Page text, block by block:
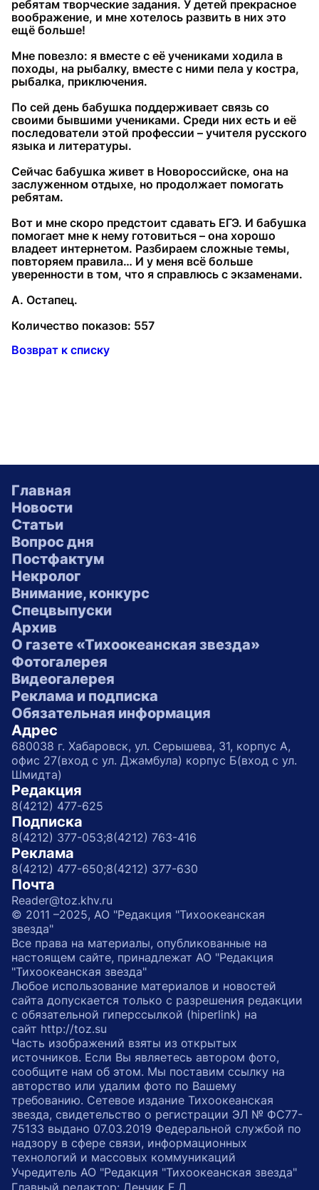
ребятам творческие задания. У детей прекрасное
воображение, и мне хотелось развить в них это
ещё больше!
Мне повезло: я вместе с её учениками ходила в
походы, на рыбалку, вместе с ними пела у костра,
рыбалка, приключения.
По сей день бабушка поддерживает связь со
своими бывшими учениками. Среди них есть и её
последователи этой профессии – учителя русского
языка и литературы.
Сейчас бабушка живет в Новороссийске, она на
заслуженном отдыхе, но продолжает помогать
ребятам.
Вот и мне скоро предстоит сдавать ЕГЭ. И бабушка
помогает мне к нему готовиться – она хорошо
владеет интернетом. Разбираем сложные темы,
повторяем правила… И у меня всё больше
уверенности в том, что я справлюсь с экзаменами.
А. Остапец.
Количество показов: 557
Возврат к списку
Главная
Новости
Статьи
Вопрос дня
Постфактум
Некролог
Внимание, конкурс
Спецвыпуски
Архив
О газете «Тихоокеанская звезда»
Фотогалерея
Видеогалерея
Реклама и подписка
Обязательная информация
Адрес
680038 г. Хабаровск, ул. Серышева, 31, корпус А,
офис 27(вход с ул. Джамбула) корпус Б(вход с ул.
Шмидта)
Редакция
8(4212) 477-625
Подписка
8(4212) 377-053;8(4212) 763-416
Реклама
8(4212) 477-650;8(4212) 377-630
Почта
Reader@toz.khv.ru
© 2011 –2025, АО "Редакция "Тихоокеанская
звезда"
Все права на материалы, опубликованные на
настоящем сайте, принадлежат АО "Редакция
"Тихоокеанская звезда"
Любое использование материалов и новостей
сайта допускается только с разрешения редакции
с обязательной гиперссылкой (hiperlink) на
сайт http://toz.su
Часть изображений взяты из открытых
источников. Если Вы являетесь автором фото,
сообщите нам об этом. Мы поставим ссылку на
авторство или удалим фото по Вашему
требованию. Сетевое издание Тихоокеанская
звезда, свидетельство о регистрации ЭЛ № ФС77-
75133 выдано 07.03.2019 Федеральной службой по
надзору в сфере связи, информационных
технологий и массовых коммуникаций
Учредитель АО "Редакция "Тихоокеанская звезда"